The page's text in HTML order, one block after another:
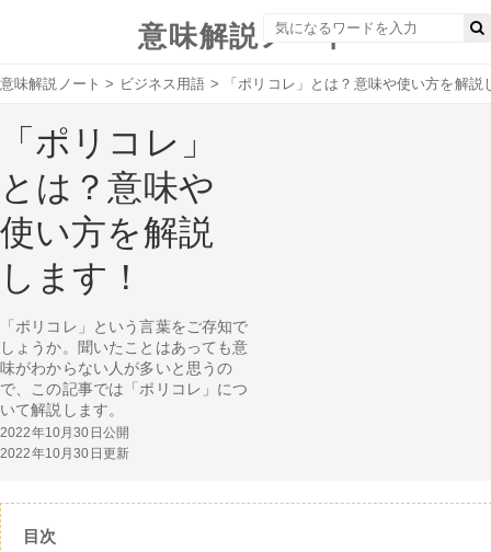
意味解説ノート
意味解説ノート > ビジネス用語 > 「ポリコレ」とは？意味や使い方を解説
「ポリコレ」
とは？意味や
使い方を解説
します！
「ポリコレ」という言葉をご存知で
しょうか。聞いたことはあっても意
味がわからない人が多いと思うの
で、この記事では「ポリコレ」につ
いて解説します。
2022年10月30日公開
2022年10月30日更新
目次